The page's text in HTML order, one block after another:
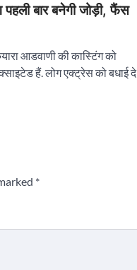
पहली बार बनेगी जोड़ी, फैंस
आडवाणी की कास्टिंग को
हैं. लोग एक्ट्रेस को बधाई दे
*